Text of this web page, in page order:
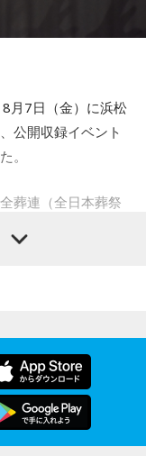
は部屋の片付けを
整理を心掛けて過
しさが目立ちそう
ラッキーアイテム
振り返って色々な
月7日（金）に浜松
公開収録イベント
。
葬連（全日本葬祭
サダーも務める田
ンサーが登壇。
、参加者が自分自
分への表彰状を送
ても「自分、本当
来事を、“自分への